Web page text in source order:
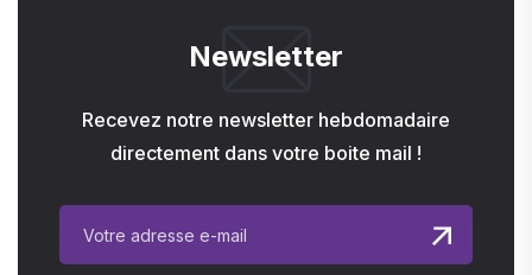
Newsletter
Recevez notre newsletter hebdomadaire
directement dans votre boite mail !